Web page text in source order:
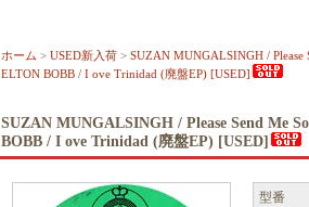
ホーム > USED新入荷 > SUZAN MUNGALSINGH / Please
ELTON BOBB / I ove Trinidad (廃盤EP) [USED]
SUZAN MUNGALSINGH / Please Send Me
BOBB / I ove Trinidad (廃盤EP) [USED]
型番